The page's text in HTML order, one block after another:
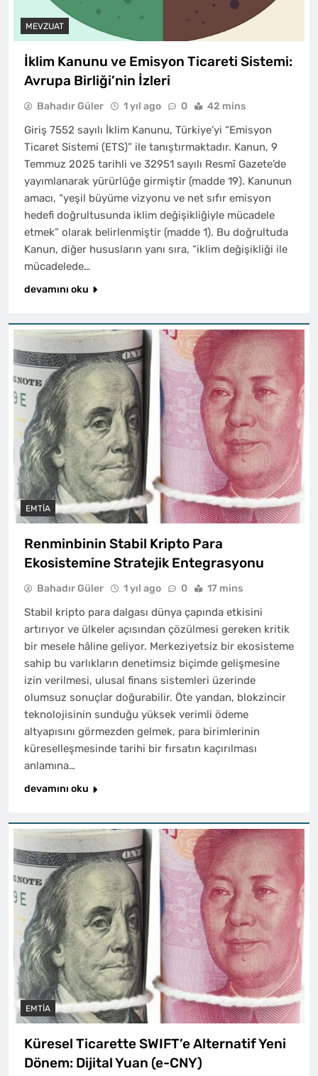
MEVZUAT
İklim Kanunu ve Emisyon Ticareti Sistemi:
Avrupa Birliği’nin İzleri
Bahadır Güler 1 yıl ago 0 42 mins
Giriş 7552 sayılı İklim Kanunu, Türkiye’yi “Emisyon
Ticaret Sistemi (ETS)” ile tanıştırmaktadır. Kanun, 9
Temmuz 2025 tarihli ve 32951 sayılı Resmî Gazete’de
yayımlanarak yürürlüğe girmiştir (madde 19). Kanunun
amacı, “yeşil büyüme vizyonu ve net sıfır emisyon
hedefi doğrultusunda iklim değişikliğiyle mücadele
etmek” olarak belirlenmiştir (madde 1). Bu doğrultuda
Kanun, diğer hususların yanı sıra, “iklim değişikliği ile
mücadelede…
devamını oku
EMTIA
Renminbinin Stabil Kripto Para
Ekosistemine Stratejik Entegrasyonu
Bahadır Güler 1 yıl ago 0 17 mins
Stabil kripto para dalgası dünya çapında etkisini
artırıyor ve ülkeler açısından çözülmesi gereken kritik
bir mesele hâline geliyor. Merkeziyetsiz bir ekosisteme
sahip bu varlıkların denetimsiz biçimde gelişmesine
izin verilmesi, ulusal finans sistemleri üzerinde
olumsuz sonuçlar doğurabilir. Öte yandan, blokzincir
teknolojisinin sunduğu yüksek verimli ödeme
altyapısını görmezden gelmek, para birimlerinin
küreselleşmesinde tarihi bir fırsatın kaçırılması
anlamına…
devamını oku
EMTIA
Küresel Ticarette SWIFT’e Alternatif Yeni
Dönem: Dijital Yuan (e-CNY)